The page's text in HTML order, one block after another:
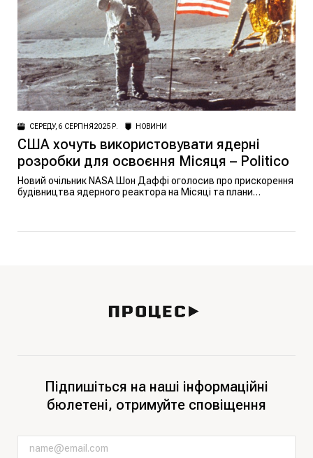
СЕРЕДУ, 6 СЕРПНЯ 2025 Р. НОВИНИ
США хочуть використовувати ядерні
розробки для освоєння Місяця – Politico
Новий очільник NASA Шон Даффі оголосив про прискорення
будівництва ядерного реактора на Місяці та плани
Підпишіться на наші інформаційні
бюлетені, отримуйте сповіщення